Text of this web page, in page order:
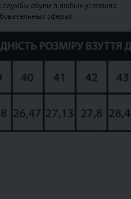
обуви в любых условиях.
сферах.